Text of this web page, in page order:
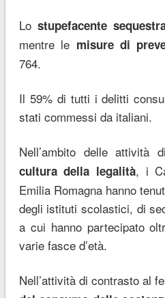
Lostupefacente
mentre le misure di
764.
Il 59% di tutti i delitti
stati commessi da italiani.
Nell’ambito delle attività
cultura della legalità, i
Emilia Romagna hanno
degli istituti scolastici, di
a cui hanno partecipato
varie fasce d’età.
Nell’attività di contrasto al